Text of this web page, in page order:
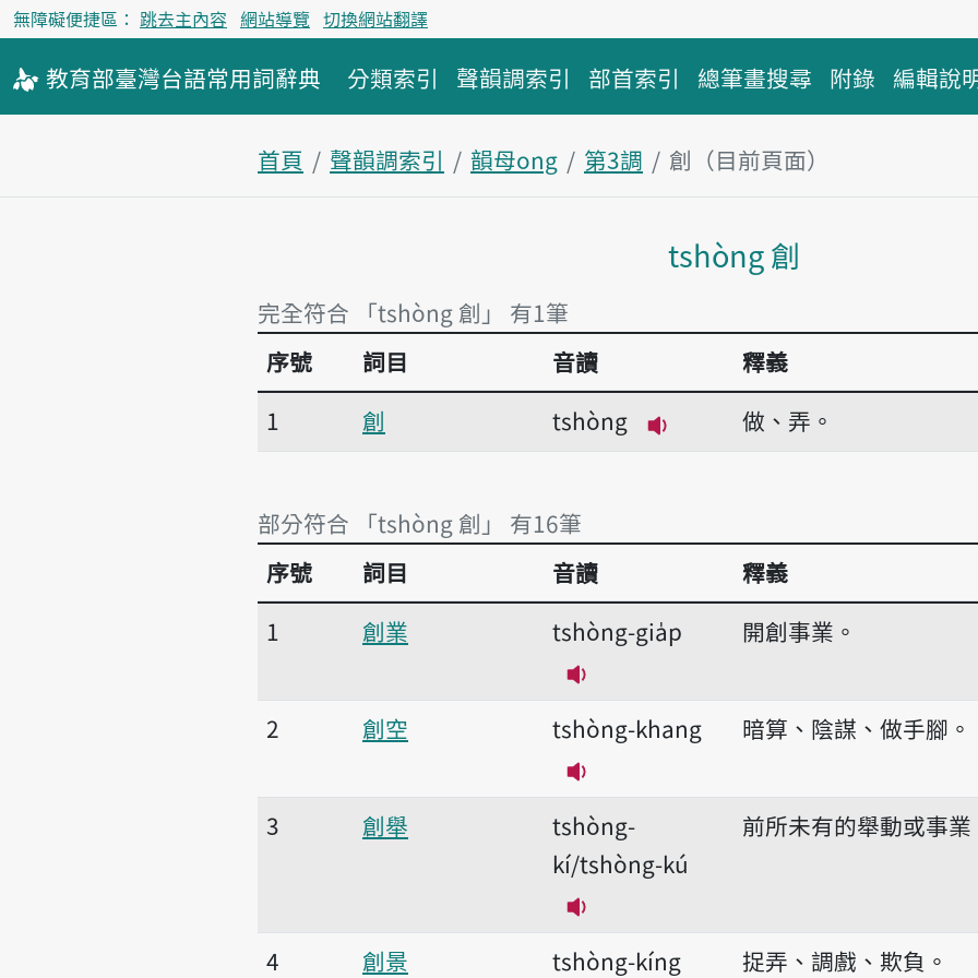
無障礙便捷區： 跳去主內容 網站導覽 切換網站翻譯
教育部臺灣台語常用詞辭典 分類索引 聲韻調索引 部首索引 總筆畫搜尋 附錄 編輯說
首頁 聲韻調索引 韻母ong 第3調
創（目前頁面）
tshòng 創
完全符合 「tshòng 創」 有1筆
完全符合 「tshòng 創」 有1筆
序號 詞目 音讀
釋義
1
創
tshòng
播放音讀tshòng
做、弄。
部分符合 「tshòng 創」 有16筆
部分符合 「tshòng 創」 有16筆
序號 詞目 音讀
釋義
1
創業 tshòng-gia̍p
播放音讀tshòng-gia̍p
開創事業。
2 創空 tshòng-khang
播放音讀tshòng-khang
暗算、陰謀、做手腳。
3 創舉
tshòng-
kí/tshòng-kú
播放音讀tshòng-kí/tshòng-kú
前所未有的舉動或事業
4 創景 tshòng-kíng 捉弄、調戲、欺負。